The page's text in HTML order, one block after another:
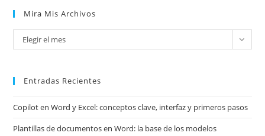
Mira Mis Archivos
Mira
mis
Elegir el mes
Entradas Recientes
Copilot en Word y Excel: conceptos clave, interfaz y primeros pasos
Plantillas de documentos en Word: la base de los modelos